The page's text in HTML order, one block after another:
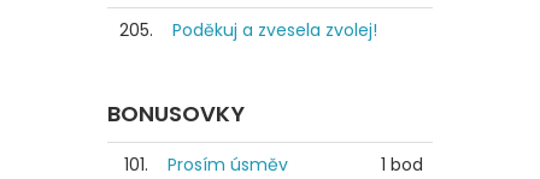
205.
Poděkuj a zvesela zvolej!
BONUSOVKY
101. Prosím úsměv
1 bod